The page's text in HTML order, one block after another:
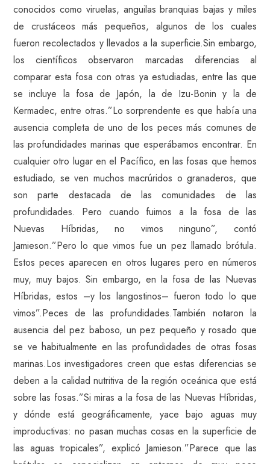
conocidos como viruelas, anguilas branquias bajas y miles
de crustáceos más pequeños, algunos de los cuales
fueron recolectados y llevados a la superficie.Sin embargo,
los científicos observaron marcadas diferencias al
comparar esta fosa con otras ya estudiadas, entre las que
se incluye la fosa de Japón, la de Izu-Bonin y la de
Kermadec, entre otras.”Lo sorprendente es que había una
ausencia completa de uno de los peces más comunes de
las profundidades marinas que esperábamos encontrar. En
cualquier otro lugar en el Pacífico, en las fosas que hemos
estudiado, se ven muchos macrúridos o granaderos, que
son parte destacada de las comunidades de las
profundidades. Pero cuando fuimos a la fosa de las
Nuevas Híbridas, no vimos ninguno”, contó
Jamieson.”Pero lo que vimos fue un pez llamado brótula.
Estos peces aparecen en otros lugares pero en números
muy, muy bajos. Sin embargo, en la fosa de las Nuevas
Híbridas, estos –y los langostinos– fueron todo lo que
vimos”.Peces de las profundidades.También notaron la
ausencia del pez baboso, un pez pequeño y rosado que
se ve habitualmente en las profundidades de otras fosas
marinas.Los investigadores creen que estas diferencias se
deben a la calidad nutritiva de la región oceánica que está
sobre las fosas.”Si miras a la fosa de las Nuevas Híbridas,
y dónde está geográficamente, yace bajo aguas muy
improductivas: no pasan muchas cosas en la superficie de
las aguas tropicales”, explicó Jamieson.”Parece que las